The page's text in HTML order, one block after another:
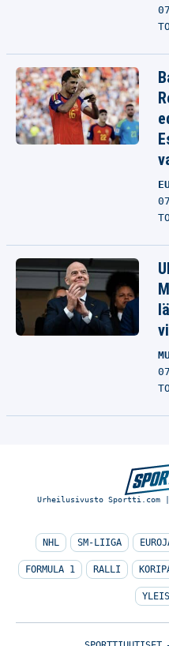
Urheilusivusto Sportti.com
NHL SM-LIIGA
FORMULA 1 RALLI